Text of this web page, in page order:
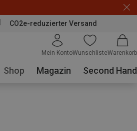
CO2e-reduzierter Versand
Mein KontoWunschlisteWarenkorb
Shop Magazin Second Hand